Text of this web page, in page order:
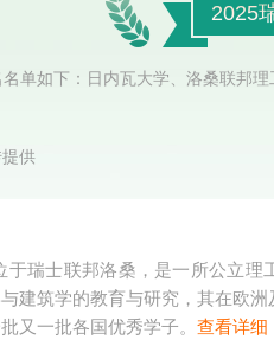
2025
单如下：日内瓦大学、洛桑联邦
供
于瑞士联邦洛桑，是一所公立
建筑学的教育与研究，其在欧
又一批各国优秀学子。 查看详细